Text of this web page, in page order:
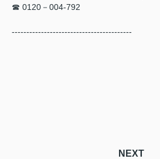
☎ 0120－004-792
-----------------------------------------
NEXT